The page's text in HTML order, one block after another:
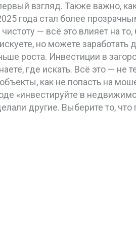
взгляд. Также важно,
года стал более
— всё это влияет на
но можете
роста. Инвестиции в
где искать. Всё это —
как не попасть на
«инвестируйте в
другие. Выберите то,